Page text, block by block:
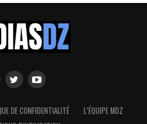
DE CONFIDENTIALITÉ
L’ÉQUIPE MDZ